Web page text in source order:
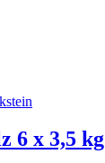
6 x 3,5 kg